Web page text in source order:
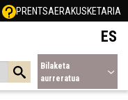
PRENTSAERAKUSKETARIA
ES
Bilaketa
aurreratua